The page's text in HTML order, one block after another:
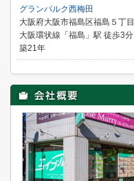
グランパルク西梅田
大阪府大阪市福島区福島５丁目
大阪環状線「福島」駅 徒歩3分
築21年